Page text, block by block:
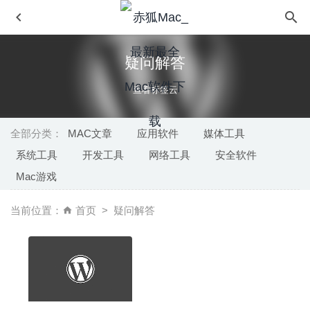
疑问解答
查看标签云
全部分类： MAC文章 应用软件
媒体工具
系统工具
开发工具 网络工具
安全软件
Mac游戏
当前位置： 首页 疑问解答
2020-07-27
Aurora HDR 2019 1.0.2(6495) 中文版-非常优秀的HDR照
Fliqlo 1.8.1 for Mac中文版-翻转数字时钟屏幕保护程序
Morph Age Pro 5.0.4 – 有意思的视频人脸拼接软件